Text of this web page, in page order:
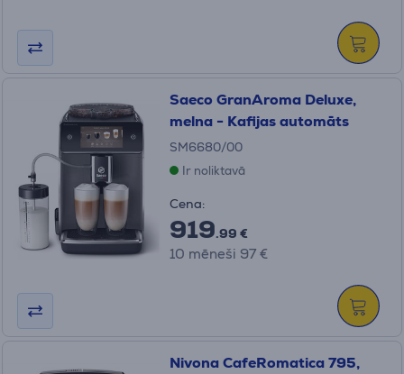
Saeco GranAroma Deluxe,
melna - Kafijas automāts
SM6680/00
Ir noliktavā
Cena:
919.99 €
10 mēneši 97 €
Nivona CafeRomatica 795,